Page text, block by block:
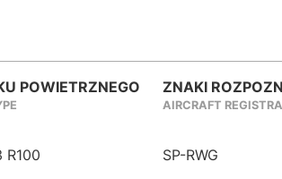
POWIETRZNEGO
R100
ZNAKI
AIRCRAFT
SP-RWG